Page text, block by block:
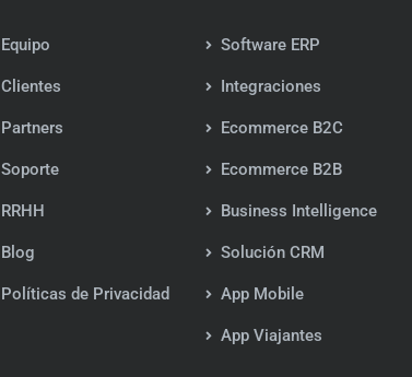
Equipo
Clientes
Partners
Soporte
RRHH
Blog
Políticas de Privacidad
Software ERP
Integraciones
Ecommerce B2C
Ecommerce B2B
Business Intelligence
Solución CRM
App Mobile
App Viajantes